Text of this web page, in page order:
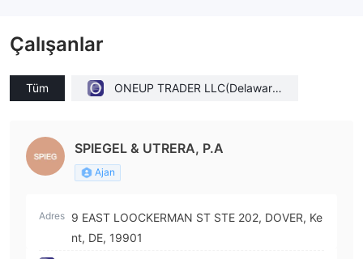
Çalışanlar
Tüm
ONEUP TRADER LLC(Delaware
SPIEGEL & UTRERA, P.A
Ajan
Adres 9 EAST LOOCKERMAN ST STE 202, DOVER, Ke
nt, DE, 19901